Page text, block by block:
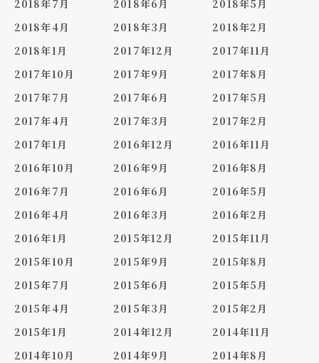
2018年7月
2018年6月
2018年5月
2018年4月
2018年3月
2018年2月
2018年1月
2017年12月
2017年11月
2017年10月
2017年9月
2017年8月
2017年7月
2017年6月
2017年5月
2017年4月
2017年3月
2017年2月
2017年1月
2016年12月
2016年11月
2016年10月
2016年9月
2016年8月
2016年7月
2016年6月
2016年5月
2016年4月
2016年3月
2016年2月
2016年1月
2015年12月
2015年11月
2015年10月
2015年9月
2015年8月
2015年7月
2015年6月
2015年5月
2015年4月
2015年3月
2015年2月
2015年1月
2014年12月
2014年11月
2014年10月
2014年9月
2014年8月